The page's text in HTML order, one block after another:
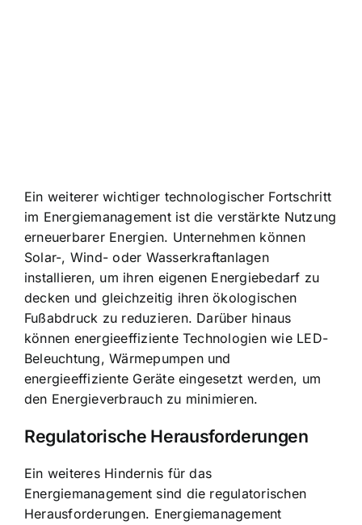
Ein weiterer wichtiger technologischer Fortschritt
im Energiemanagement ist die verstärkte Nutzung
erneuerbarer Energien. Unternehmen können
Solar-, Wind- oder Wasserkraftanlagen
installieren, um ihren eigenen Energiebedarf zu
decken und gleichzeitig ihren ökologischen
Fußabdruck zu reduzieren. Darüber hinaus
können energieeffiziente Technologien wie LED-
Beleuchtung, Wärmepumpen und
energieeffiziente Geräte eingesetzt werden, um
den Energieverbrauch zu minimieren.
Regulatorische Herausforderungen
Ein weiteres Hindernis für das
Energiemanagement sind die regulatorischen
Herausforderungen. Energiemanagement